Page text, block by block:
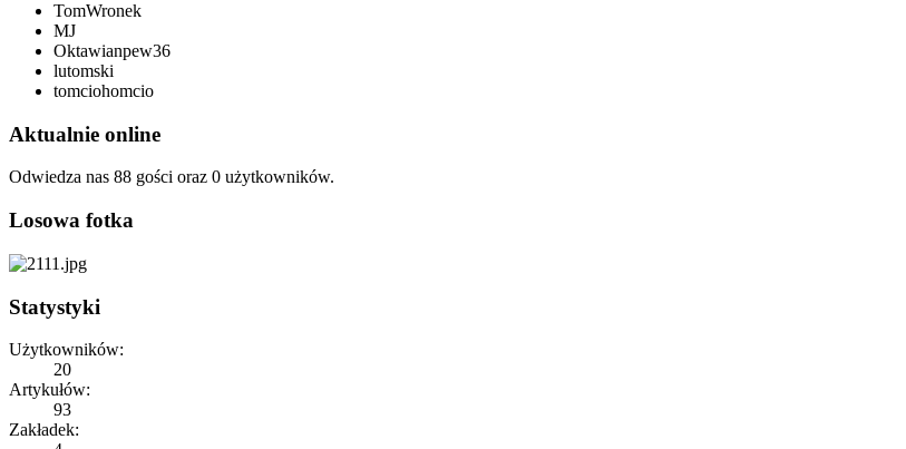
TomWronek
MJ
Oktawianpew36
lutomski
tomciohomcio
Aktualnie online
Odwiedza nas 88 gości oraz 0 użytkowników.
Losowa fotka
Statystyki
Użytkowników:
20
Artykułów:
93
Zakładek: